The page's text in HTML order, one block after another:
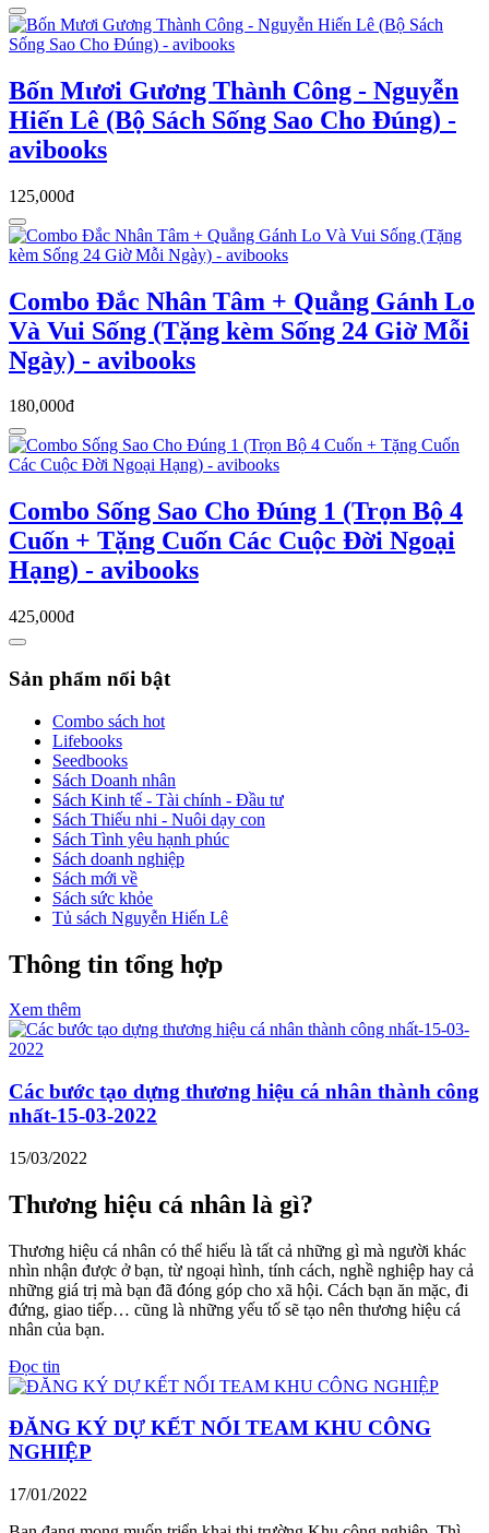
Bốn Mươi Gương Thành Công - Nguyễn
Hiến Lê (Bộ Sách Sống Sao Cho Đúng) -
avibooks
125,000đ
Combo Đắc Nhân Tâm + Quẳng Gánh Lo
Và Vui Sống (Tặng kèm Sống 24 Giờ Mỗi
Ngày) - avibooks
180,000đ
Combo Sống Sao Cho Đúng 1 (Trọn Bộ 4
Cuốn + Tặng Cuốn Các Cuộc Đời Ngoại
Hạng) - avibooks
425,000đ
Sản phẩm nổi bật
Combo sách hot
Lifebooks
Seedbooks
Sách Doanh nhân
Sách Kinh tế - Tài chính - Đầu tư
Sách Thiếu nhi - Nuôi dạy con
Sách Tình yêu hạnh phúc
Sách doanh nghiệp
Sách mới về
Sách sức khỏe
Tủ sách Nguyễn Hiến Lê
Thông tin tổng hợp
Xem thêm
Các bước tạo dựng thương hiệu cá nhân thành công
nhất-15-03-2022
15/03/2022
Thương hiệu cá nhân là gì?
Thương hiệu cá nhân có thể hiểu là tất cả những gì mà người khác
nhìn nhận được ở bạn, từ ngoại hình, tính cách, nghề nghiệp hay cả
những giá trị mà bạn đã đóng góp cho xã hội. Cách bạn ăn mặc, đi
đứng, giao tiếp… cũng là những yếu tố sẽ tạo nên thương hiệu cá
nhân của bạn.
Đọc tin
ĐĂNG KÝ DỰ KẾT NỐI TEAM KHU CÔNG
NGHIỆP
17/01/2022